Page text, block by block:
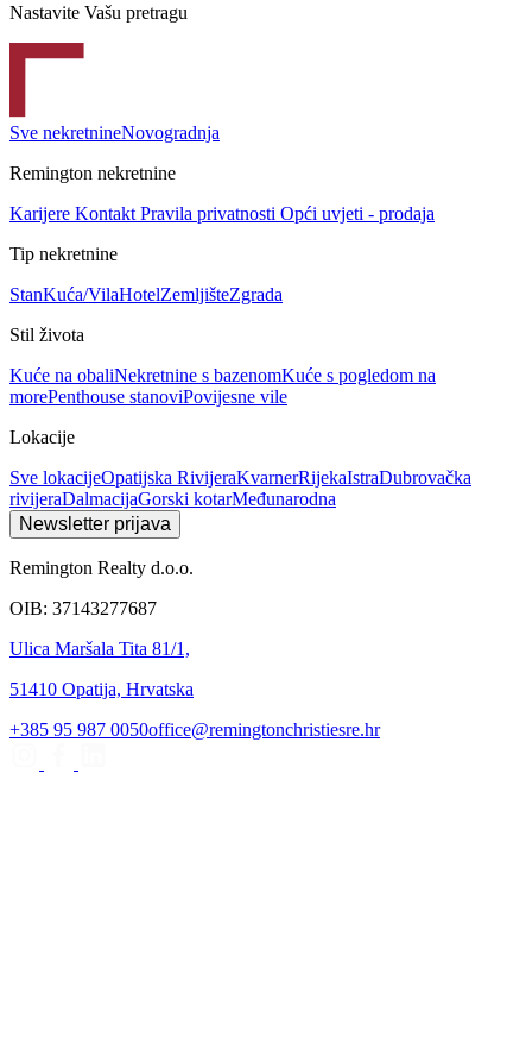
Nastavite Vašu pretragu
Sve nekretnineNovogradnja
Remington nekretnine
Karijere Kontakt Pravila privatnosti Opći uvjeti - prodaja
Tip nekretnine
StanKuća/VilaHotelZemljišteZgrada
Stil života
Kuće na obaliNekretnine s bazenomKuće s pogledom na
morePenthouse stanoviPovijesne vile
Lokacije
Sve lokacijeOpatijska RivijeraKvarnerRijekaIstraDubrovačka
rivijeraDalmacijaGorski kotarMeđunarodna
Newsletter prijava
Remington Realty d.o.o.
OIB: 37143277687
Ulica Maršala Tita 81/1,
51410 Opatija, Hrvatska
+385 95 987 0050office@remingtonchristiesre.hr